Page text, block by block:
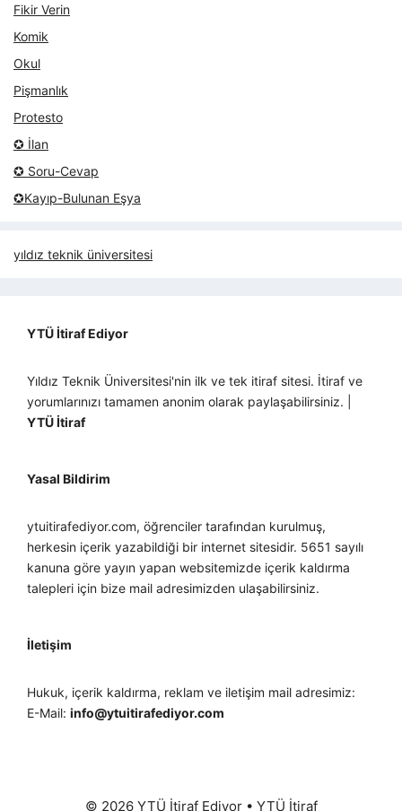
Fikir Verin
Komik
Okul
Pişmanlık
Protesto
✪ İlan
✪ Soru-Cevap
✪Kayıp-Bulunan Eşya
yıldız teknik üniversitesi
YTÜ İtiraf Ediyor
Yıldız Teknik Üniversitesi'nin ilk ve tek itiraf sitesi. İtiraf ve
yorumlarınızı tamamen anonim olarak paylaşabilirsiniz. |
YTÜ İtiraf
Yasal Bildirim
ytuitirafediyor.com, öğrenciler tarafından kurulmuş,
herkesin içerik yazabildiği bir internet sitesidir. 5651 sayılı
kanuna göre yayın yapan websitemizde içerik kaldırma
talepleri için bize mail adresimizden ulaşabilirsiniz.
İletişim
Hukuk, içerik kaldırma, reklam ve iletişim mail adresimiz:
E-Mail: info@ytuitirafediyor.com
© 2026 YTÜ İtiraf Ediyor• YTÜ İtiraf